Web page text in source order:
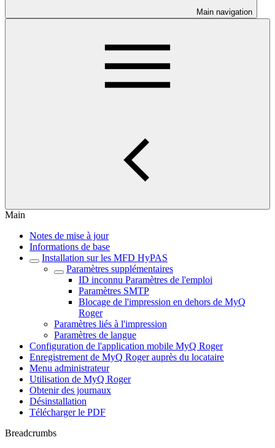
Main navigation
Main
Notes de mise à jour
Informations de base
Installation sur les MFD HyPAS
Paramètres supplémentaires
ID inconnu Paramètres de l'emploi
Paramètres SMTP
Blocage de l'impression en dehors de MyQ
Roger
Paramètres liés à l'impression
Paramètres de langue
Configuration de l'application mobile MyQ Roger
Enregistrement de MyQ Roger auprès du locataire
Menu administrateur
Utilisation de MyQ Roger
Obtenir des journaux
Désinstallation
Télécharger le PDF
Breadcrumbs